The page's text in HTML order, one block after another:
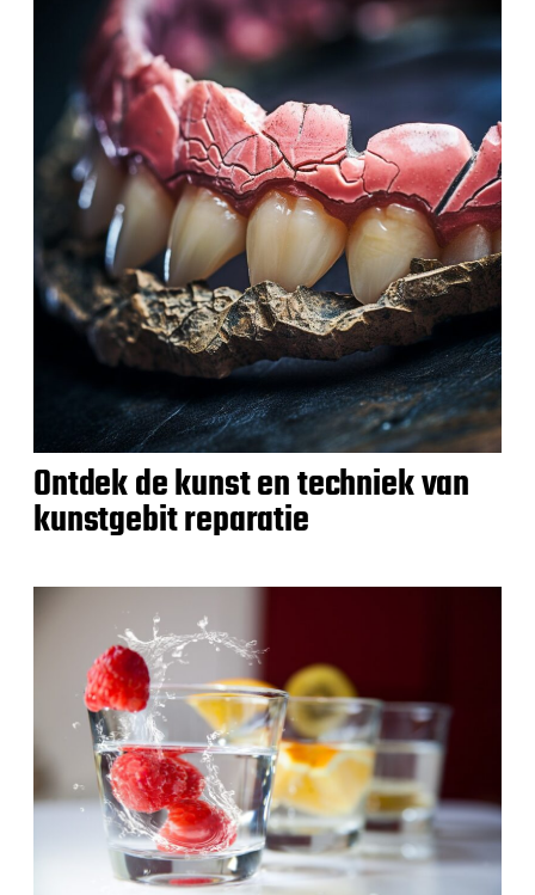
Ontdek de kunst en techniek van
kunstgebit reparatie